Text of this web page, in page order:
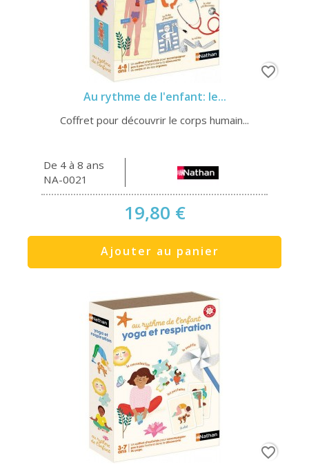
Au rythme de l'enfant: le...
Coffret pour découvrir le corps humain...
De 4 à 8 ans
NA-0021
19,80 €
Ajouter au panier
favorite_border
favorite_border